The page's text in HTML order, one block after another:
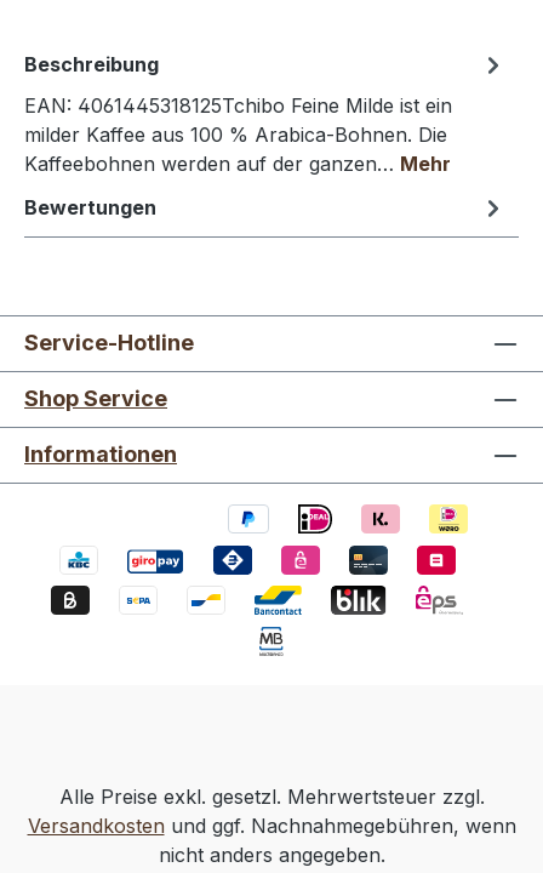
Beschreibung
EAN: 4061445318125Tchibo Feine Milde ist ein
milder Kaffee aus 100 % Arabica-Bohnen. Die
Kaffeebohnen werden auf der ganzen… Mehr
Bewertungen
Service-Hotline
Shop Service
Informationen
Alle Preise exkl. gesetzl. Mehrwertsteuer zzgl.
Versandkostenund ggf. Nachnahmegebühren, wenn
nicht anders angegeben.